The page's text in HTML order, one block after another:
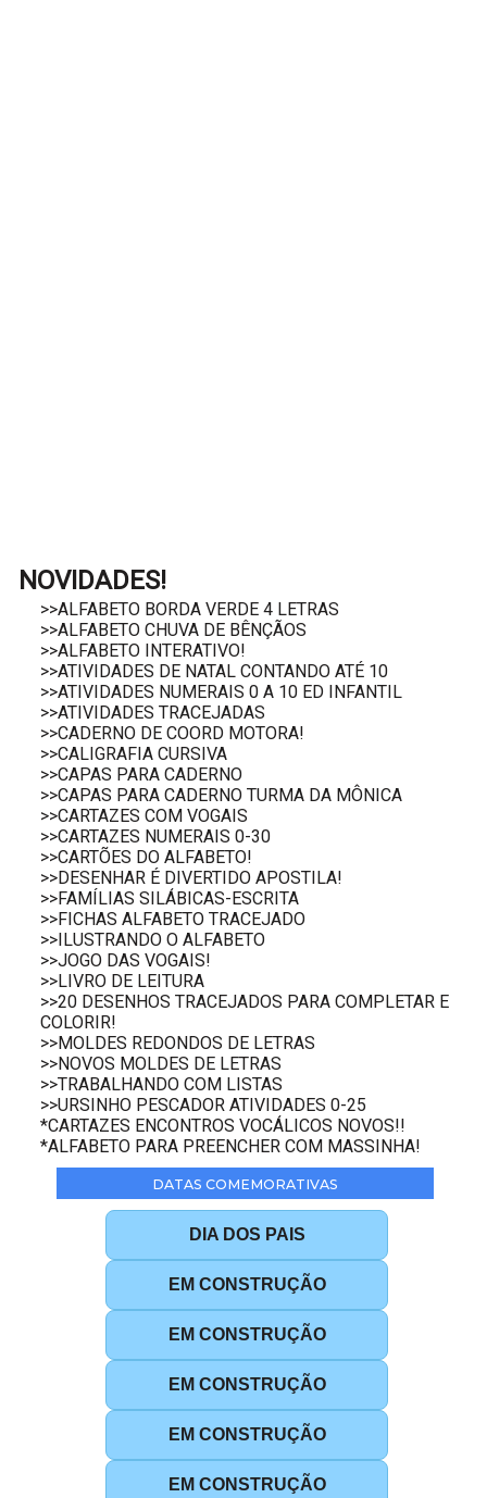
NOVIDADES!
>>ALFABETO BORDA VERDE 4 LETRAS
>>ALFABETO CHUVA DE BÊNÇÃOS
>>ALFABETO INTERATIVO!
>>ATIVIDADES DE NATAL CONTANDO ATÉ 10
>>ATIVIDADES NUMERAIS 0 A 10 ED INFANTIL
>>ATIVIDADES TRACEJADAS
>>CADERNO DE COORD MOTORA!
>>CALIGRAFIA CURSIVA
>>CAPAS PARA CADERNO
>>CAPAS PARA CADERNO TURMA DA MÔNICA
>>CARTAZES COM VOGAIS
>>CARTAZES NUMERAIS 0-30
>>CARTÕES DO ALFABETO!
>>DESENHAR É DIVERTIDO APOSTILA!
>>FAMÍLIAS SILÁBICAS-ESCRITA
>>FICHAS ALFABETO TRACEJADO
>>ILUSTRANDO O ALFABETO
>>JOGO DAS VOGAIS!
>>LIVRO DE LEITURA
>>20 DESENHOS TRACEJADOS PARA COMPLETAR E
COLORIR!
>>MOLDES REDONDOS DE LETRAS
>>NOVOS MOLDES DE LETRAS
>>TRABALHANDO COM LISTAS
>>URSINHO PESCADOR ATIVIDADES 0-25
*CARTAZES ENCONTROS VOCÁLICOS NOVOS!!
*ALFABETO PARA PREENCHER COM MASSINHA!
DATAS COMEMORATIVAS
DIA DOS PAIS
EM CONSTRUÇÃO
EM CONSTRUÇÃO
EM CONSTRUÇÃO
EM CONSTRUÇÃO
EM CONSTRUÇÃO